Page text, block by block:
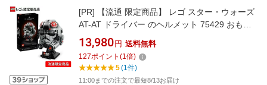
[PR]
【流通 限定商品】 レゴ スター・ウォーズ
AT-AT ドライバー のヘルメット 75429 おもち
ゃ 玩具 誕生日 プレゼント ブロック LEGO 男
性 女性
13,980 円 送料無料
127ポイント (1倍)
5(1件)
11:00までの注文で最短8/13お届け